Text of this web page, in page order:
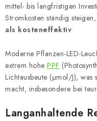
mittel- bis langfristigen
Stromkosten ständig
als kosteneffektiv.
Moderne Pflanzen-LED-
extrem hohe PPF
Lichtausbeute (μmol/J), was
macht, insbesondere bei
Langanhaltende